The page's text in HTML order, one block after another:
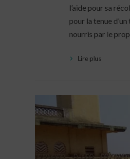
l’aide pour sa
pour la tenue
nourris par le
Lire plus